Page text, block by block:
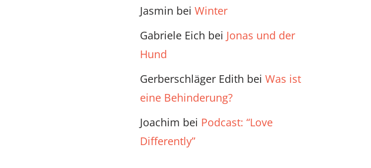
Jasmin bei Winter
Gabriele Eich bei Jonas und der
Hund
Gerberschläger Edith bei Was ist
eine Behinderung?
Joachim bei Podcast: “Love
Differently”